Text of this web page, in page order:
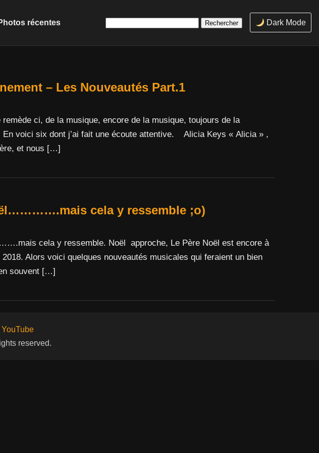
récentes Dark Mode
– Les Nouveautés Part.1
ci, de la musique, encore de la musique, toujours de la
En voici six dont j’ai fait une écoute attentive. Alicia Keys « Alicia » ,
et nous […]
cela y ressemble ;o)
cela y ressemble. Noël approche, Le Père Noël est encore à
Alors voici quelques nouveautés musicales qui feraient un bien
souvent […]
YouTube
reserved.